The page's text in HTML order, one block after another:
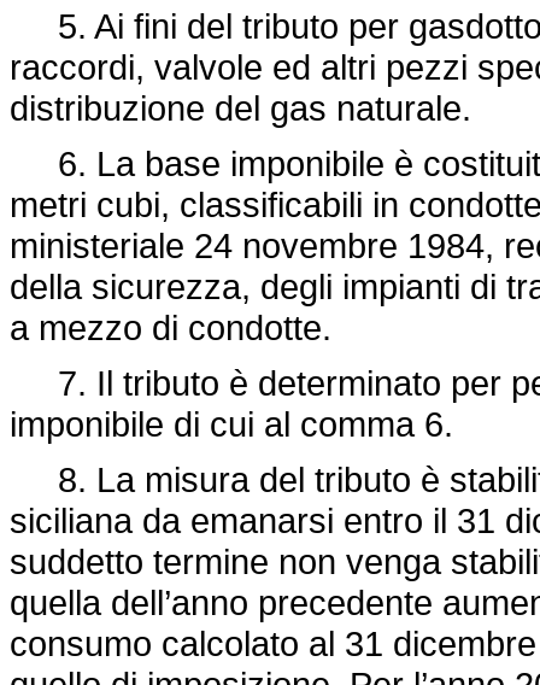
5. Ai fini del tributo per
raccordi, valvole ed altri pezzi
distribuzione del gas naturale.
6. La base imponibile è
metri cubi, classificabili in
ministeriale 24 novembre 1984,
della sicurezza, degli impianti di
a mezzo di condotte.
7. Il tributo è determinato per
imponibile di cui al comma 6.
8. La misura del tributo è
siciliana da emanarsi entro il 31
suddetto termine non venga
quella dell’anno precedente
consumo calcolato al 31